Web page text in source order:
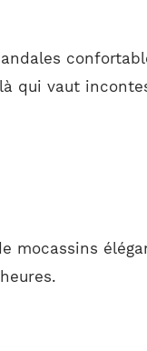
qui vaut
mocassins